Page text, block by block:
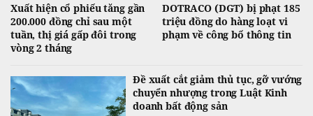
Xuất hiện cổ phiếu tăng gần
200.000 đồng chỉ sau một
tuần, thị giá gấp đôi trong
vòng 2 tháng
DOTRACO (DGT) bị phạt 185
triệu đồng do hàng loạt vi
phạm về công bố thông tin
Đề xuất cắt giảm thủ tục, gỡ vướng
chuyển nhượng trong Luật Kinh
doanh bất động sản